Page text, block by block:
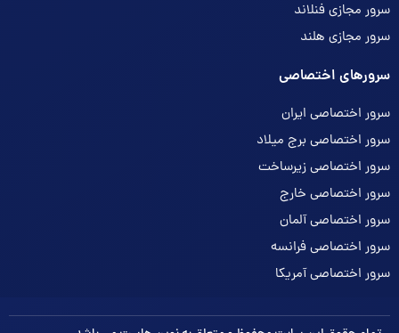
سرور مجازی فنلاند
سرور مجازی هلند
سرورهای اختصاصی
سرور اختصاصی ایران
سرور اختصاصی برج میلاد
سرور اختصاصی زیرساخت
سرور اختصاصی خارج
سرور اختصاصی آلمان
سرور اختصاصی فرانسه
سرور اختصاصی آمریکا